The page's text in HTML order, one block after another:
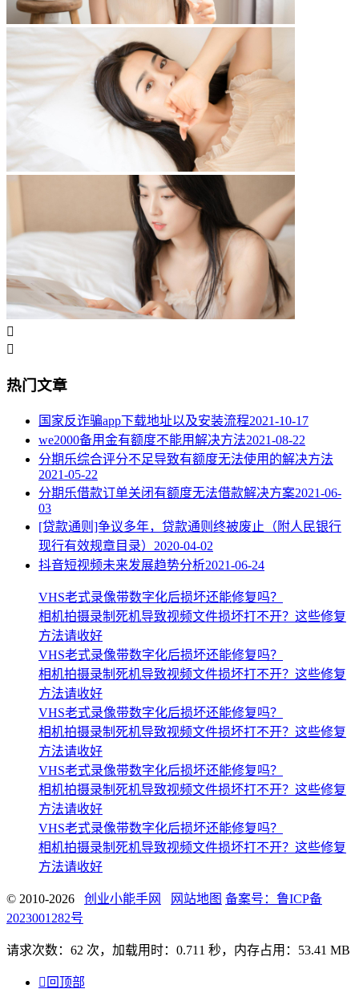


热门文章
国家反诈骗app下载地址以及安装流程2021-10-17
we2000备用金有额度不能用解决方法2021-08-22
分期乐综合评分不足导致有额度无法使用的解决方法
2021-05-22
分期乐借款订单关闭有额度无法借款解决方案2021-06-
03
[贷款通则]争议多年，贷款通则终被废止（附人民银行
现行有效规章目录） 2020-04-02
抖音短视频未来发展趋势分析2021-06-24
VHS老式录像带数字化后损坏还能修复吗？
相机拍摄录制死机导致视频文件损坏打不开？这些修复
方法请收好
VHS老式录像带数字化后损坏还能修复吗？
相机拍摄录制死机导致视频文件损坏打不开？这些修复
方法请收好
VHS老式录像带数字化后损坏还能修复吗？
相机拍摄录制死机导致视频文件损坏打不开？这些修复
方法请收好
VHS老式录像带数字化后损坏还能修复吗？
相机拍摄录制死机导致视频文件损坏打不开？这些修复
方法请收好
VHS老式录像带数字化后损坏还能修复吗？
相机拍摄录制死机导致视频文件损坏打不开？这些修复
方法请收好
© 2010-2026 创业小能手网 网站地图 备案号：鲁ICP备
2023001282号
请求次数：62 次，加载用时：0.711 秒，内存占用：53.41 MB
 回顶部